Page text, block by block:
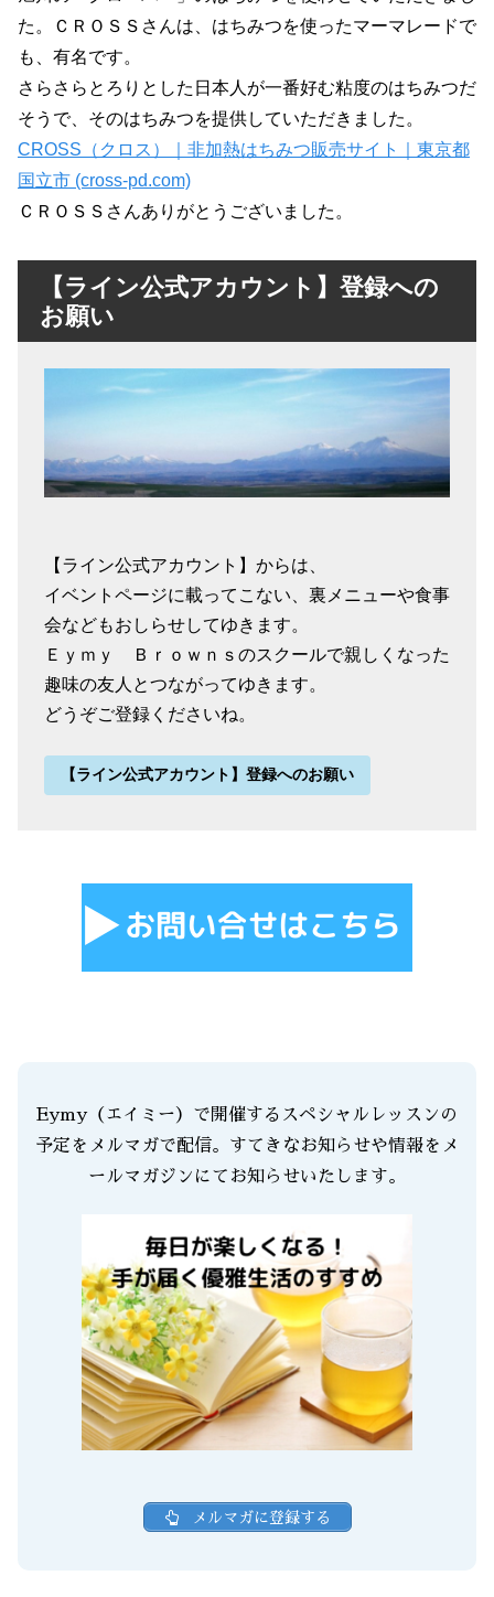
た。ＣＲＯＳＳさんは、はちみつを使ったマーマレードで
も、有名です。
さらさらとろりとした日本人が一番好む粘度のはちみつだ
そうで、そのはちみつを提供していただきました。
CROSS（クロス）｜非加熱はちみつ販売サイト｜東京都
国立市 (cross-pd.com)
ＣＲＯＳＳさんありがとうございました。
【ライン公式アカウント】登録への
お願い
【ライン公式アカウント】からは、
イベントページに載ってこない、裏メニューや食事
会などもおしらせしてゆきます。
Ｅｙｍｙ Ｂｒｏｗｎｓのスクールで親しくなった
趣味の友人とつながってゆきます。
どうぞご登録くださいね。
【ライン公式アカウント】登録へのお願い
Eymy（エイミー）で開催するスペシャルレッスンの
予定をメルマガで配信。すてきなお知らせや情報をメ
ールマガジンにてお知らせいたします。
メルマガに登録する